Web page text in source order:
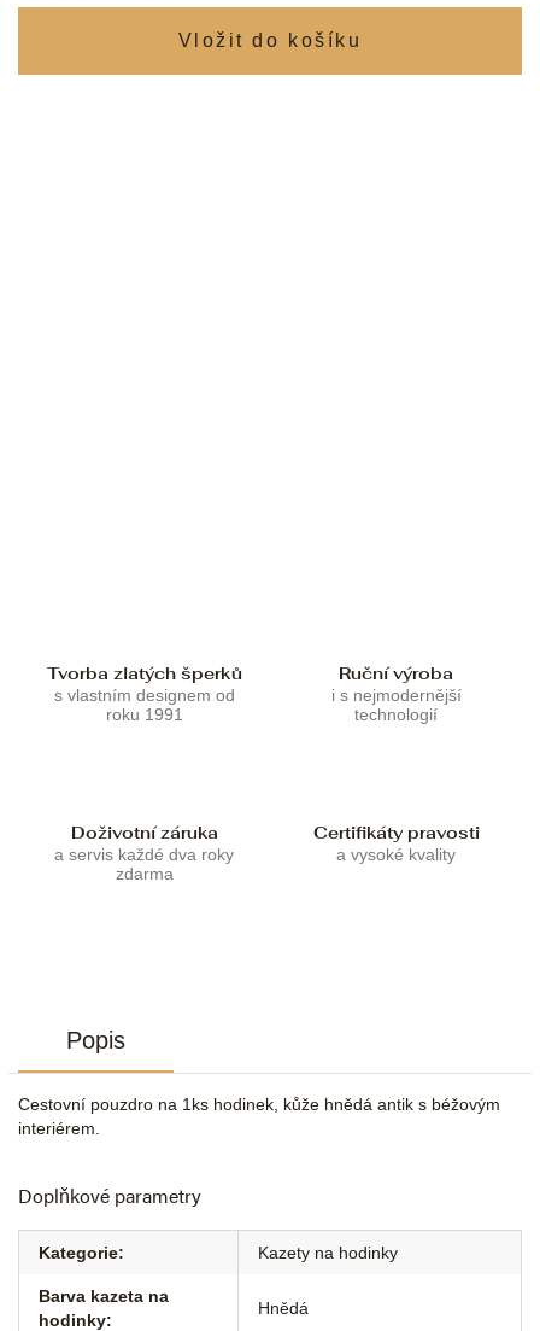
Tvorba zlatých šperků
s vlastním designem od
roku 1991
Ruční výroba
i s nejmodernější
technologií
Doživotní záruka
a servis každé dva roky
zdarma
Certifikáty pravosti
a vysoké kvality
Popis
Cestovní pouzdro na 1ks hodinek, kůže hnědá antik s béžovým
interiérem.
Doplňkové parametry
Kategorie: Kazety na hodinky
Barva kazeta na
hodinky:
Hnědá